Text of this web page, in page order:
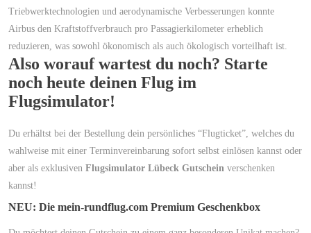
Triebwerktechnologien und aerodynamische Verbesserungen konnte
Airbus den Kraftstoffverbrauch pro Passagierkilometer erheblich
reduzieren, was sowohl ökonomisch als auch ökologisch vorteilhaft ist.
Also worauf wartest du noch? Starte
noch heute deinen Flug im
Flugsimulator!
Du erhältst bei der Bestellung dein persönliches “Flugticket”, welches du
wahlweise mit einer Terminvereinbarung sofort selbst einlösen kannst oder
aber als exklusivenFlugsimulator Lübeck Gutschein verschenken
kannst!
NEU: Die mein-rundflug.com Premium Geschenkbox